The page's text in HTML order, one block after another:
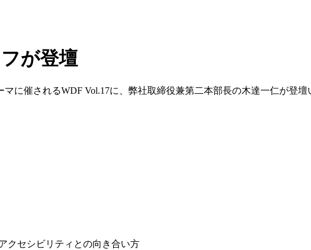
が登壇
に催されるWDF Vol.17に、弊社取締役兼第二本部長の木達一仁が登壇
クセシビリティとの向き合い方